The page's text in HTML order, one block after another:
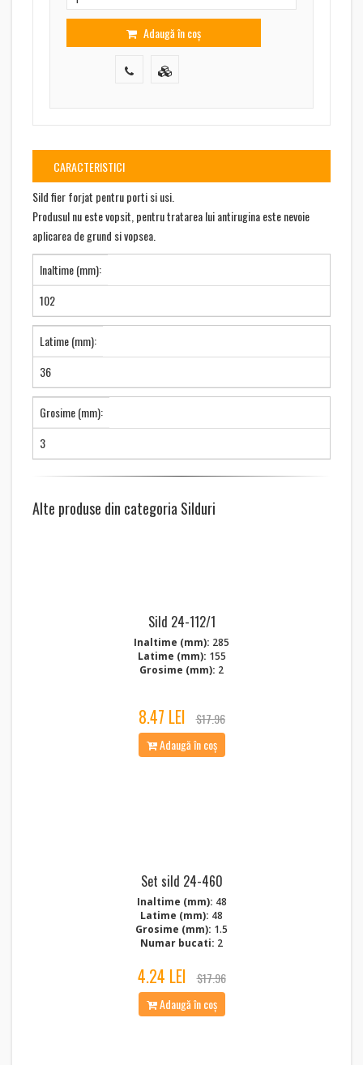
Adaugă în coș
CARACTERISTICI
Sild fier forjat pentru porti si usi.
Produsul nu este vopsit, pentru tratarea lui antirugina este nevoie
aplicarea de grund si vopsea.
Inaltime (mm):
102
Latime (mm):
36
Grosime (mm):
3
Alte produse din categoria Silduri
Sild 24-112/1
Inaltime (mm): 285
Latime (mm): 155
Grosime (mm): 2
8.47 LEI
$17.96
Adaugă în coș
Set sild 24-460
Inaltime (mm): 48
Latime (mm): 48
Grosime (mm): 1.5
Numar bucati: 2
4.24 LEI
$17.96
Adaugă în coș